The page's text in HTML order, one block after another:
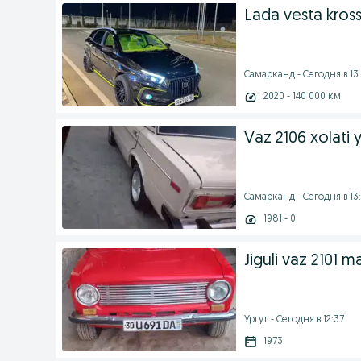
Lada vesta kross
Самарканд - Сегодня в
2020 - 140 000 км
Vaz 2106 xolati
Самарканд - Сегодня в
1981 - 0
Jiguli vaz 2101
Ургут - Сегодня в 12:37
1973